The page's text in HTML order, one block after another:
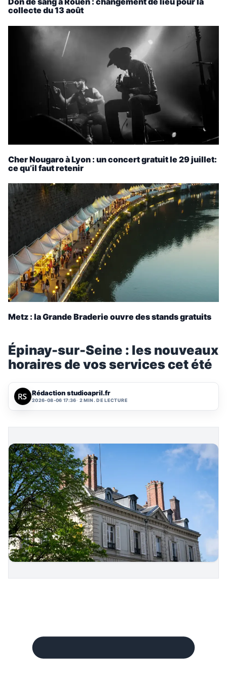
collecte du 13 août
Cher Nougaro à Lyon : un concert gratuit le 29 juillet:
ce qu’il faut retenir
Metz : la Grande Braderie ouvre des stands gratuits
Épinay-sur-Seine : les nouveaux
horaires de vos services cet été
Rédaction studioapril.fr
2026-08-06 17:36 2 MIN. DE LECTURE